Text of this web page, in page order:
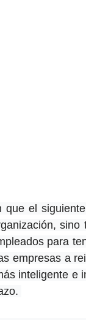
que el
para
empresas a
inteligente e